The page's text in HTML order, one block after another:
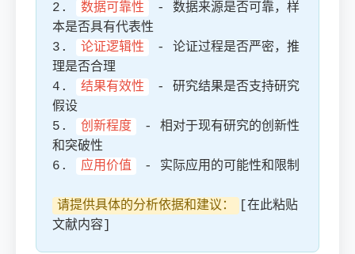
2.
数据可靠性
- 数据来源是否可靠，样
本是否具有代表性
3.
论证逻辑性
- 论证过程是否严密，推
理是否合理
4.
结果有效性
- 研究结果是否支持研究
假设
5.
创新程度
- 相对于现有研究的创新性
和突破性
6.
应用价值 - 实际应用的可能性和限制
请提供具体的分析依据和建议：
[在此粘贴
文献内容]